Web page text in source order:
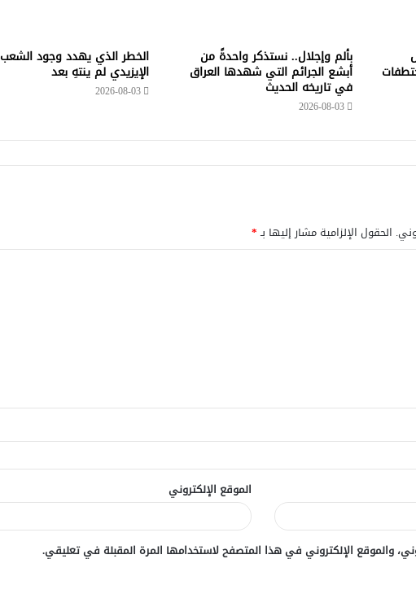
بألم وإجلال.. نستذكر واحدةً من
أبشع الجرائم التي شهدها العراق
في تاريخه الحديث
2026-08-03
الخطر الذي يهدد وجود الشعب
الإيزيدي لم ينتهِ بعد
2026-08-03
الحقول الإلزامية مشار إليها بـ*
الموقع الإلكتروني
والموقع الإلكتروني في هذا المتصفح لاستخدامها المرة المقبلة في تعليقي.